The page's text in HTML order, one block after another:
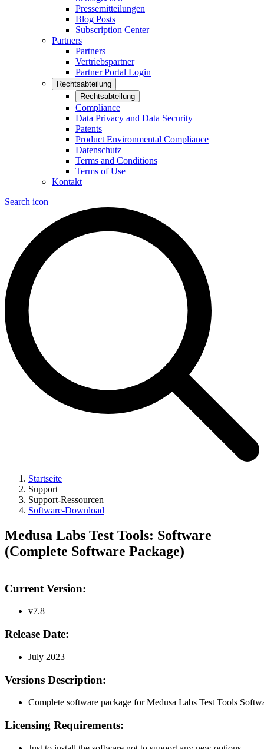
Pressemitteilungen
Blog Posts
Subscription Center
Partners
Partners
Vertriebspartner
Partner Portal Login
Rechtsabteilung
Rechtsabteilung
Compliance
Data Privacy and Data Security
Patents
Product Environmental Compliance
Datenschutz
Terms and Conditions
Terms of Use
Kontakt
Search icon
Startseite
Support
Support-Ressourcen
Software-Download
Medusa Labs Test Tools: Software
(Complete Software Package)
Current Version:
v7.8
Release Date:
July 2023
Versions Description:
Complete software package for Medusa Labs Test Tools
Licensing Requirements: